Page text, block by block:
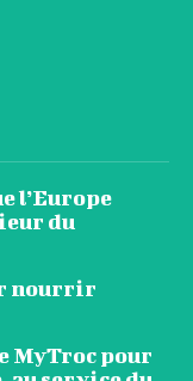
l’Europe
du
nourrir
MyTroc pour